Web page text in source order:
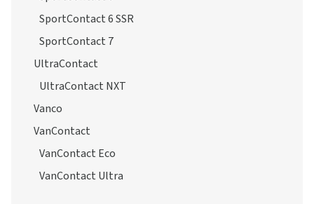
SportContact 6 SSR
SportContact 7
UltraContact
UltraContact NXT
Vanco
VanContact
VanContact Eco
VanContact Ultra